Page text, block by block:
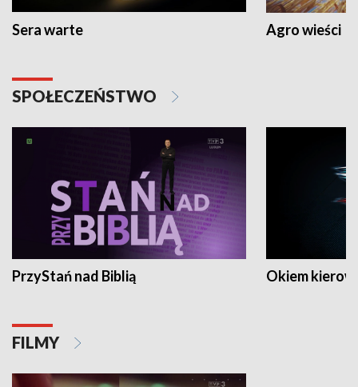
Sera warte Agro wieści
SPOŁECZEŃSTWO
PrzyStań nad Biblią Okiem
FILMY